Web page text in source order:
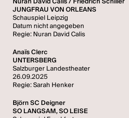
JUNGFRAU VON ORLEANS
Schauspiel Leipzig
Datum nicht angegeben
Regie: Nuran David Calis
Anaïs Clerc
UNTERSBERG
Salzburger Landestheater
26.09.2025
Regie: Sarah Henker
Björn SC Deigner
SO LANGSAM, SO LEISE